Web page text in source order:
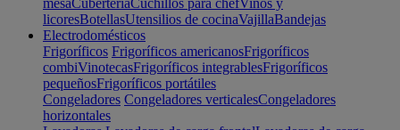
mesaCuberteríaCuchillos para chefVinos y
licoresBotellasUtensilios de cocinaVajillaBandejas
Electrodomésticos
Frigoríficos Frigoríficos americanosFrigoríficos
combiVinotecasFrigoríficos integrablesFrigoríficos
pequeñosFrigoríficos portátiles
Congeladores Congeladores verticalesCongeladores
horizontales